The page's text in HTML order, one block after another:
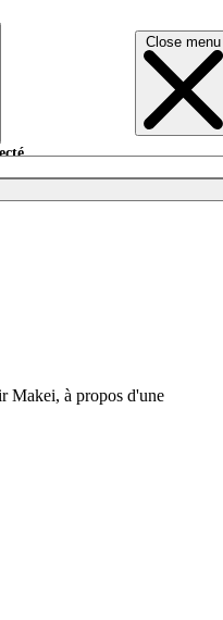
Close menu
Makei, à propos d'une